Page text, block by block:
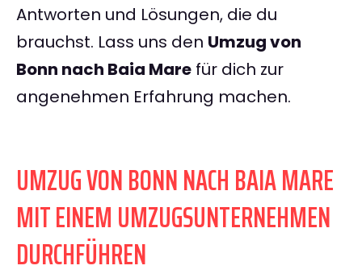
Antworten und Lösungen, die du
brauchst. Lass uns den Umzug von
Bonn nach Baia Mare für dich zur
angenehmen Erfahrung machen.
UMZUG VON BONN NACH BAIA MARE
MIT EINEM UMZUGSUNTERNEHMEN
DURCHFÜHREN